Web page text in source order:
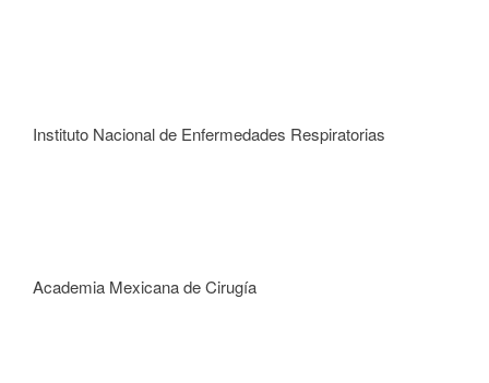
Instituto Nacional de Enfermedades Respiratorias
Academia Mexicana de Cirugía